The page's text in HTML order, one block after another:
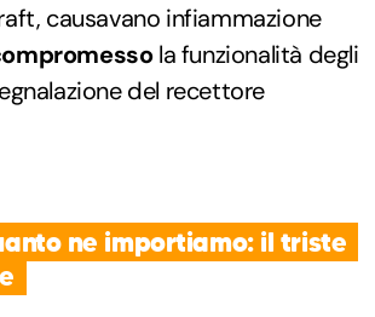
causavano infiammazione
la funzionalità degli
del recettore
ne importiamo: il triste